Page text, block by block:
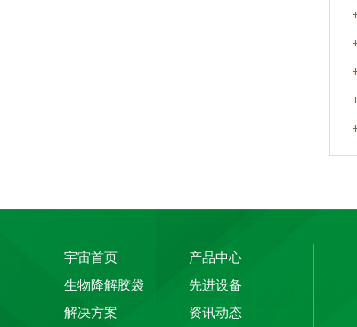
宇宙首页
产品中心
生物降解胶袋
先进设备
解决方案
资讯动态